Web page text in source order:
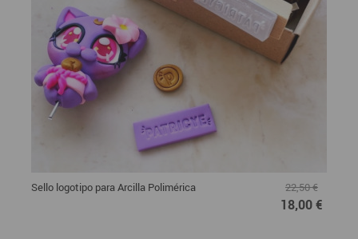
Sello logotipo para Arcilla Polimérica 22,50 €
18,00 €